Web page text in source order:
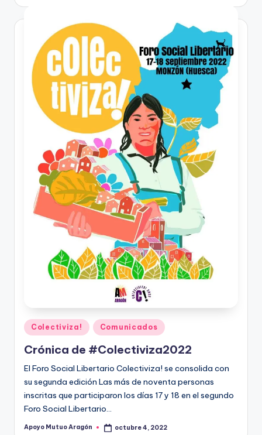
Publicado
en
Colectiviza! Comunicados
Crónica de #Colectiviza2022
El Foro Social Libertario Colectiviza! se consolida con
su segunda edición Las más de noventa personas
inscritas que participaron los días 17 y 18 en el segundo
Foro Social Libertario…
Publicado
Apoyo Mutuo Aragón octubre 4, 2022